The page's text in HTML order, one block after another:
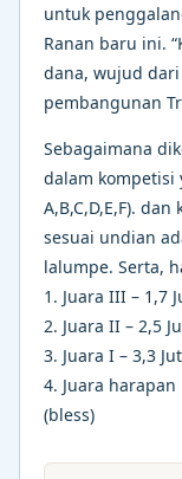
untuk
Ranan baru ini.
dana, wujud
pembangunan
Sebagaimana
dalam kompetisi
A,B,C,D,E,F).
sesuai undian
lalumpe. Serta,
1. Juara III – 1,7
2. Juara II – 2,5
3. Juara I – 3,3
4. Juara harapan
(bless)